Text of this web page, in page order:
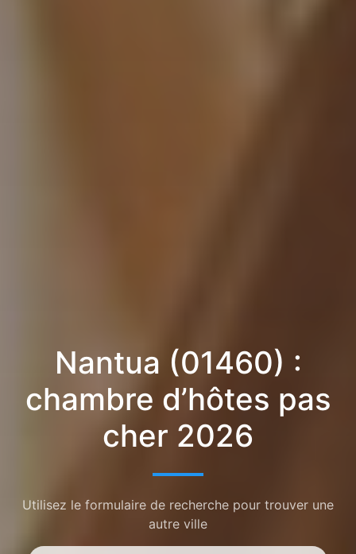
Nantua (01460) :
chambre d’hôtes pas
cher 2026
Utilisez le formulaire de recherche pour trouver une
autre ville